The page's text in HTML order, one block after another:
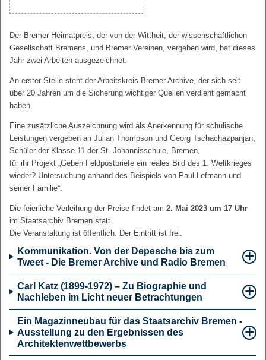
Der Bremer Heimatpreis, der von der Wittheit, der wissenschaftlichen
Gesellschaft Bremens, und Bremer Vereinen, vergeben wird, hat dieses
Jahr zwei Arbeiten ausgezeichnet.
An erster Stelle steht der Arbeitskreis Bremer Archive, der sich seit
über 20 Jahren um die Sicherung wichtiger Quellen verdient gemacht
haben.
Eine zusätzliche Auszeichnung wird als Anerkennung für schulische
Leistungen vergeben an Julian Thompson und Georg Tschachazpanjan,
Schüler der Klasse 11 der St. Johannisschule, Bremen,
für ihr Projekt „Geben Feldpostbriefe ein reales Bild des 1. Weltkrieges
wieder? Untersuchung anhand des Beispiels von Paul Lefmann und
seiner Familie“.
Die feierliche Verleihung der Preise findet am 2. Mai 2023 um 17 Uhr
im Staatsarchiv Bremen statt.
Die Veranstaltung ist öffentlich. Der Eintritt ist frei.
Kommunikation. Von der Depesche bis zum
Tweet - Die Bremer Archive und Radio Bremen
Carl Katz (1899-1972) – Zu Biographie und
Nachleben im Licht neuer Betrachtungen
Ein Magazinneubau für das Staatsarchiv Bremen -
Ausstellung zu den Ergebnissen des
Architektenwettbewerbs